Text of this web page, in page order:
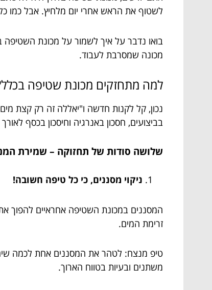
לשטוף את הראש אחרי יום מלחיץ. אבל כמו
בואו נדבר על איך לשמור על מכונת
מכונה שמסרבת לעבוד.
למה מתחזקים מכונת שטיפה
נכון, קל לקנות חדשה ו"יאללה זה רק קצת
בביצועים, חסכון באנרגיה וחיסכון בכסף לאורך
שלושה סודות של תחזוקה – שמירת
ניקוי מסננים, כי כל טיפה חשובה!
המסננים במכונת השטיפה אחראיים להפוך
זרימת המים.
טיפ מנצח: לטהר את המסננים אחת לכמה
משתנים ובעיות בטווח הארוך.